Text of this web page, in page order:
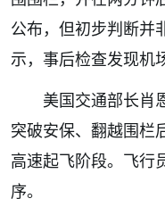
公布，但初步判断并
示，事后检查发现机
美国交通部长肖
突破安保、翻越围栏
高速起飞阶段。飞行
序。